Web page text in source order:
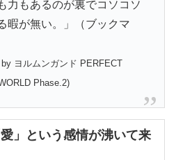
力もあるのが裏でコソコソ
暇が無い。」（ブックマ
ヨルムンガンド PERFECT
Phase.2)
」という感情が沸いて来